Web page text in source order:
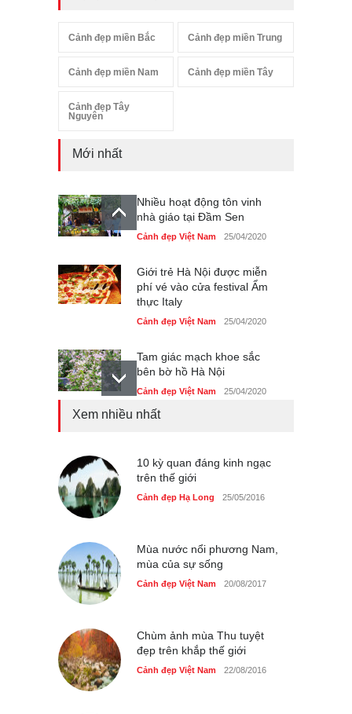
Cảnh đẹp miền Bắc Cảnh đẹp miền Trung
Cảnh đẹp miền Nam Cảnh đẹp miền Tây
Cảnh đẹp Tây
Nguyên
Mới nhất
Nhiều hoạt động tôn vinh
nhà giáo tại Đầm Sen
Giới trẻ Hà Nội được miễn
phí vé vào cửa festival Ẩm
thực Italy
Tam giác mạch khoe sắc
bên bờ hồ Hà Nội
Bán đảo Sơn Trà sẽ là khu
dân dã ở Sài Gòn
Xem nhiều nhất
10 kỳ quan đáng kinh ngạc
trên thế giới
Cảnh đẹp Hạ Long 25/05/2016
Mùa nước nổi phương Nam,
mùa của sự sống
Cảnh đẹp Việt Nam 20/08/2017
Chùm ảnh mùa Thu tuyệt
đẹp trên khắp thế giới
Cảnh đẹp Việt Nam 22/08/2016